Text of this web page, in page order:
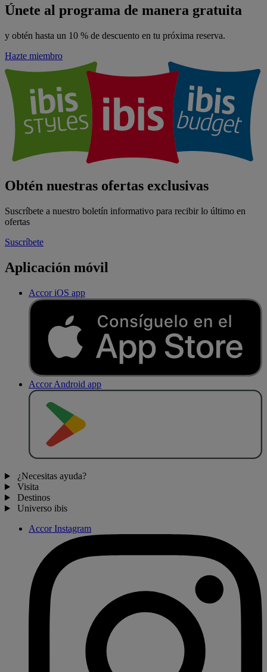
Únete al programa de manera gratuita
y obtén hasta un 10 % de descuento en tu próxima reserva.
Hazte miembro
Obtén nuestras ofertas exclusivas
Suscríbete a nuestro boletín informativo para recibir lo último en
ofertas
Suscríbete
Aplicación móvil
Accor iOS app
Accor Android app
¿Necesitas ayuda?
Visita
Destinos
Universo ibis
Accor Instagram